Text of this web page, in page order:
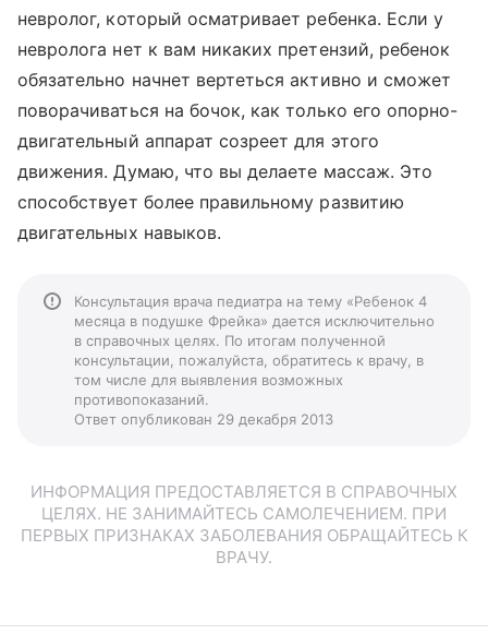
невролог, который осматривает ребенка. Если у
невролога нет к вам никаких претензий, ребенок
обязательно начнет вертеться активно и сможет
поворачиваться на бочок, как только его опорно-
двигательный аппарат созреет для этого
движения. Думаю, что вы делаете массаж. Это
способствует более правильному развитию
двигательных навыков.
Консультация врача педиатра на тему «Ребенок 4
месяца в подушке Фрейка» дается исключительно
в справочных целях. По итогам полученной
консультации, пожалуйста, обратитесь к врачу, в
том числе для выявления возможных
противопоказаний.
Ответ опубликован 29 декабря 2013
ИНФОРМАЦИЯ ПРЕДОСТАВЛЯЕТСЯ В СПРАВОЧНЫХ
ЦЕЛЯХ. НЕ ЗАНИМАЙТЕСЬ САМОЛЕЧЕНИЕМ. ПРИ
ПЕРВЫХ ПРИЗНАКАХ ЗАБОЛЕВАНИЯ ОБРАЩАЙТЕСЬ К
ВРАЧУ.